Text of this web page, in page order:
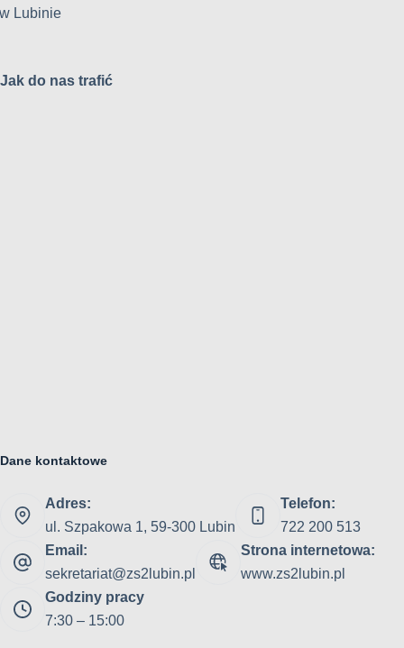
w Lubinie
Jak do nas trafić
Dane kontaktowe
Adres:
ul. Szpakowa 1, 59-300 Lubin
Telefon:
722 200 513
Email:
sekretariat@zs2lubin.pl
Strona internetowa:
www.zs2lubin.pl
Godziny pracy
7:30 – 15:00